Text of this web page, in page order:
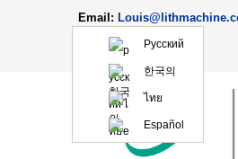
Email:
Русский
한국의
ไทย
Español